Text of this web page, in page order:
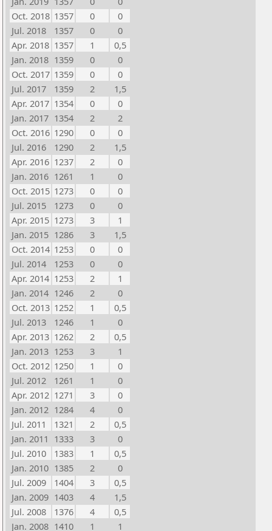
Oct. 2018 1357 0
0
Jul. 2018
1357 0
0
Apr. 2018 1357 1
0,5
Jan. 2018 1359 0
0
Oct. 2017 1359 0
0
Jul. 2017
1359 2
1,5
Apr. 2017 1354 0
0
Jan. 2017 1354 2
2
Oct. 2016 1290 0
0
Jul. 2016
1290 2
1,5
Apr. 2016 1237 2
0
Jan. 2016 1261 1
0
Oct. 2015 1273 0
0
Jul. 2015
1273 0
0
Apr. 2015 1273 3
1
Jan. 2015 1286 3
1,5
Oct. 2014 1253 0
0
Jul. 2014
1253 0
0
Apr. 2014 1253 2
1
Jan. 2014 1246 2
0
Oct. 2013 1252 1
0,5
Jul. 2013
1246 1
0
Apr. 2013 1262 2
0,5
Jan. 2013 1253 3
1
Oct. 2012 1250 1
0
Jul. 2012
1261 1
0
Apr. 2012 1271 3
0
Jan. 2012 1284 4
0
Jul. 2011
1321 2
0,5
Jan. 2011 1333 3
0
Jul. 2010
1383 1
0,5
Jan. 2010 1385 2
0
Jul. 2009
1404 3
0,5
Jan. 2009 1403 4
1,5
Jul. 2008
1376 4
0,5
Jan. 2008 1410 1 1